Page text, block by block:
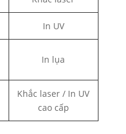
In UV
In lụa
Khắc laser / In UV
cao cấp